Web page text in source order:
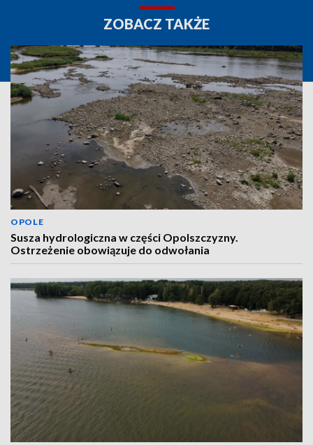
ZOBACZ TAKŻE
OPOLE
Susza hydrologiczna w części Opolszczyzny.
Ostrzeżenie obowiązuje do odwołania